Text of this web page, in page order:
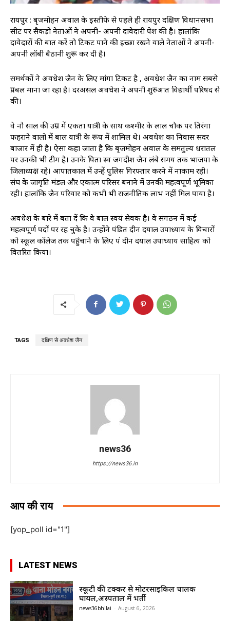
रायपुर : बृजमोहन अग्रवाल के इस्तीफे से पहले ही रायपुर दक्षिण विधानसभा
सीट पर सैकड़ो नेताओं ने अपनी- अपनी दावेदारी पेश की है। हालांकि
दावेदारों की बात करें तो टिकट पाने की इच्छा रखने वाले नेताओं ने अपनी-
अपनी लॉबी बैठानी शुरू कर दी है।
समर्थकों ने अवधेश जैन के लिए मांगा टिकट है , अवधेश जैन का नाम सबसे
प्रबल माना जा रहा है। दरअसल अवधेश ने अपनी शुरुआत विद्यार्थी परिषद से
की।
वे नौ साल की उम्र में एकता यात्री के साथ कश्मीर के लाल चौक पर तिरंगा
फहराने वालो में बाल यात्री के रूप में शामिल थे। अवधेश का निवास सदर
बाजार में ही है। ऐसा कहा जाता है कि बृजमोहन अग्रवाल के समतुल्य धरातल
पर उनकी भी टीम है। उनके पिता स्व जगदीश जैन लंबे समय तक भाजपा के
जिलाध्यक्ष रहे। आपातकाल में उन्हें पुलिस गिरफ्तार करने में नाकाम रही।
संघ के जागृति मंडल और एकात्म परिसर बनाने में उनकी महत्वपूर्ण भूमिका
रही। हालांकि जैन परिवार को कभी भी राजनीतिक लाभ नहीं मिल पाया है।
अवधेश के बारे में बता दें कि वे बाल स्वयं सेवक है। वे संगठन में कई
महत्वपूर्ण पदों पर रह चुके है। उन्होंने पंडित दीन दयाल उपाध्याय के विचारों
को स्कूल कॉलेज तक पहुंचाने के लिए पं दीन दयाल उपाध्याय साहित्य को
वितरित किया।
TAGS दक्षिण से अवधेश जैन
news36
https://news36.in
आप की राय
[yop_poll id="1"]
LATEST NEWS
स्कूटी की टक्कर से मोटरसाइकिल चालक
घायल,अस्पताल में भर्ती
news36bhilai - August 6, 2026